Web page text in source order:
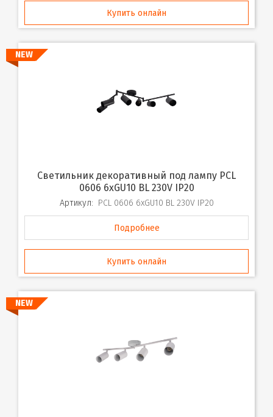
Купить онлайн
NEW
Светильник декоративный под лампу PCL
0606 6xGU10 BL 230V IP20
Артикул: PCL 0606 6xGU10 BL 230V IP20
Подробнее
Купить онлайн
NEW